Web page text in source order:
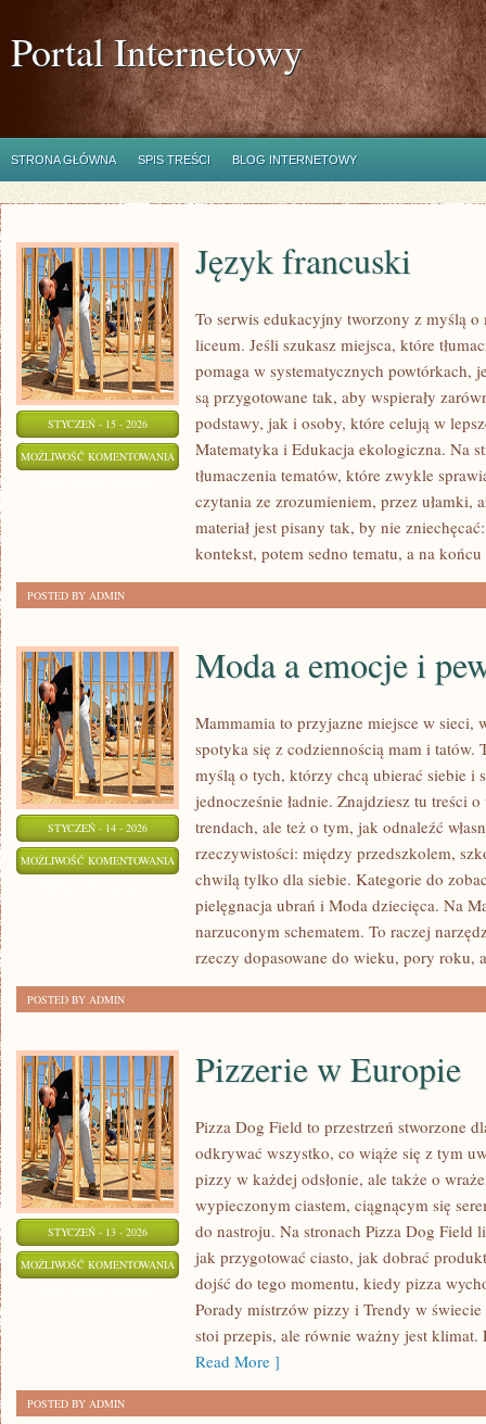
Portal Internetowy
STRONA GŁÓWNA SPIS TREŚCI BLOG INTERNETOWY
STYCZEŃ - 15 - 2026
MOŻLIWOŚĆ KOMENTOWANIA JĘZYK
FRANCUSKI
Język francuski
To serwis edukacyjny tworzony z myślą o
liceum. Jeśli szukasz miejsca, które
pomaga w systematycznych powtórkach,
są przygotowane tak, aby wspierały
podstawy, jak i osoby, które celują w
Matematyka i Edukacja ekologiczna. Na
tłumaczenia tematów, które zwykle
czytania ze zrozumieniem, przez ułamki,
materiał jest pisany tak, by nie
kontekst, potem sedno tematu, a na
POSTED BY ADMIN
STYCZEŃ - 14 - 2026
MOŻLIWOŚĆ KOMENTOWANIA MODA
EMOCJE
PEWNOŚĆ
Moda a emocje i
Mammamia to przyjazne miejsce w sieci,
spotyka się z codziennością mam i
myślą o tych, którzy chcą ubierać siebie i
jednocześnie ładnie. Znajdziesz tu treści
trendach, ale też o tym, jak odnaleźć
rzeczywistości: między przedszkolem,
chwilą tylko dla siebie. Kategorie do
pielęgnacja ubrań i Moda dziecięca. Na
narzuconym schematem. To raczej
rzeczy dopasowane do wieku, pory roku,
POSTED BY ADMIN
STYCZEŃ - 13 - 2026
MOŻLIWOŚĆ KOMENTOWANIA PIZZERIE
EUROPIE
Pizzerie w Europie
Pizza Dog Field to przestrzeń stworzone
odkrywać wszystko, co wiąże się z tym
pizzy w każdej odsłonie, ale także o
wypieczonym ciastem, ciągnącym się
do nastroju. Na stronach Pizza Dog Field
jak przygotować ciasto, jak dobrać
dojść do tego momentu, kiedy pizza
Porady mistrzów pizzy i Trendy w
stoi przepis, ale równie ważny jest
Read More ]
POSTED BY ADMIN